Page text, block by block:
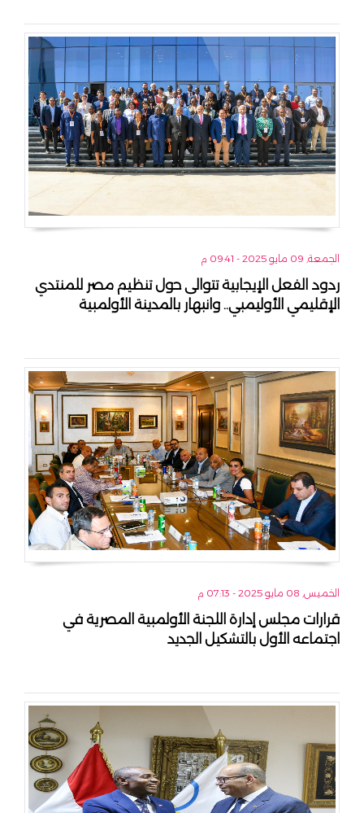
الجمعة, 09 مايو 2025 - 09:41 م
ردود الفعل الإيجابية تتوالى حول تنظيم مصر للمنتدي
الإقليمي الأوليمبي.. وانبهار بالمدينة الأولمبية
الخميس, 08 مايو 2025 - 07:13 م
قرارات مجلس إدارة اللجنة الأولمبية المصرية في
اجتماعه الأول بالتشكيل الجديد